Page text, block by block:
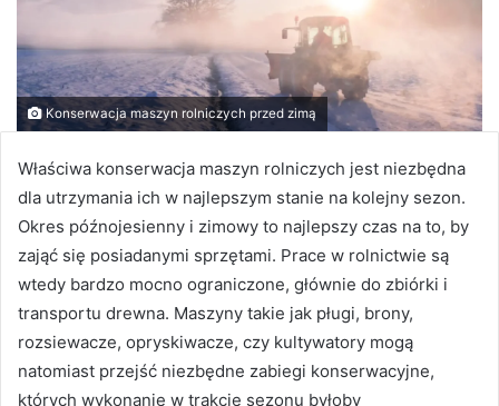
Konserwacja maszyn rolniczych przed zimą
Właściwa konserwacja maszyn rolniczych jest niezbędna
dla utrzymania ich w najlepszym stanie na kolejny sezon.
Okres późnojesienny i zimowy to najlepszy czas na to, by
zająć się posiadanymi sprzętami. Prace w rolnictwie są
wtedy bardzo mocno ograniczone, głównie do zbiórki i
transportu drewna. Maszyny takie jak pługi, brony,
rozsiewacze, opryskiwacze, czy kultywatory mogą
natomiast przejść niezbędne zabiegi konserwacyjne,
których wykonanie w trakcie sezonu byłoby